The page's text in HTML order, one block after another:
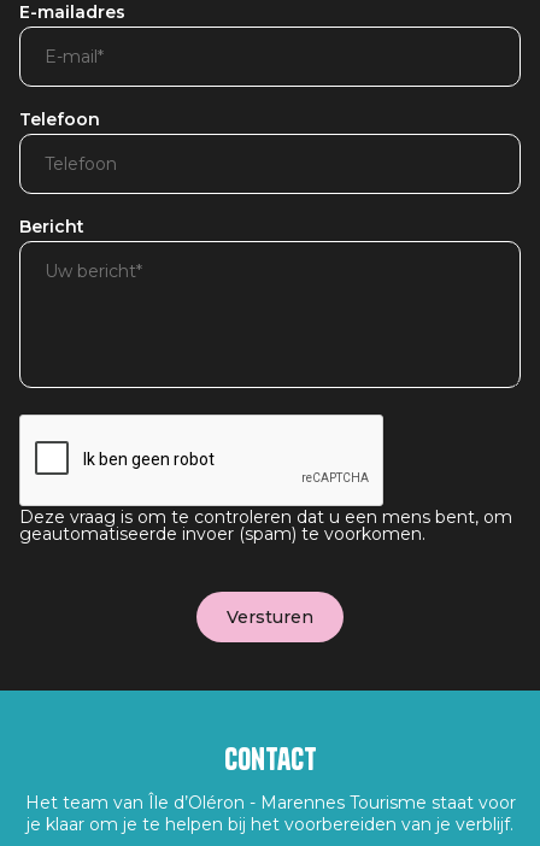
E-mailadres
Telefoon
Bericht
Deze vraag is om te controleren dat u een mens bent, om
geautomatiseerde invoer (spam) te voorkomen.
Contact
Het team van Île d’Oléron - Marennes Tourisme staat voor
je klaar om je te helpen bij het voorbereiden van je verblijf.